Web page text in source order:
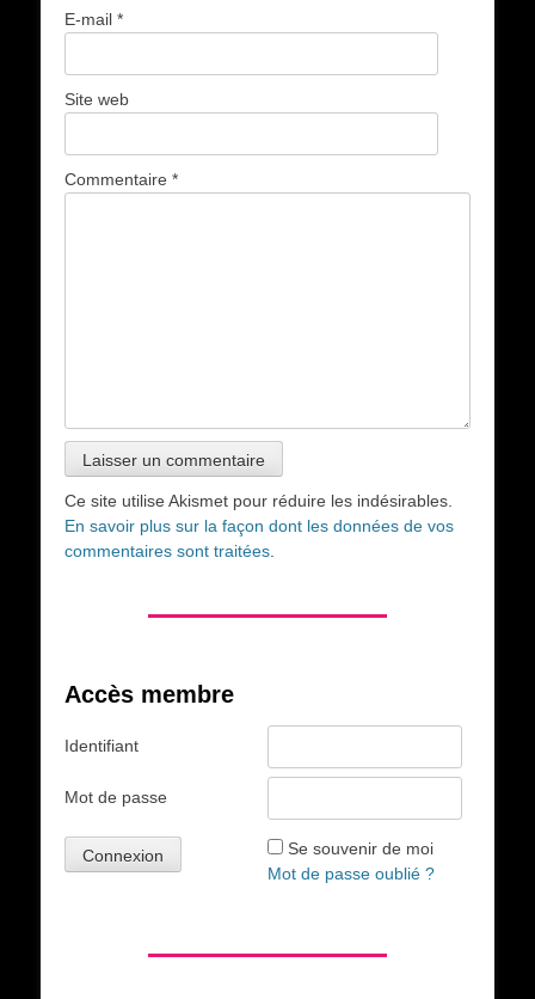
E-mail *
Site web
Commentaire *
Ce site utilise Akismet pour réduire les indésirables.
En savoir plus sur la façon dont les données de vos
commentaires sont traitées
Accès membre
Identifiant
Mot de passe
Se souvenir de moi
Mot de passe oublié ?